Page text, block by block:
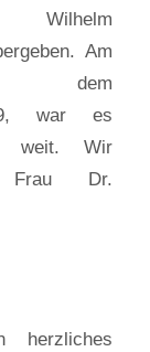
Wilhelm
Am
dem
war es
weit. Wir
Frau Dr.